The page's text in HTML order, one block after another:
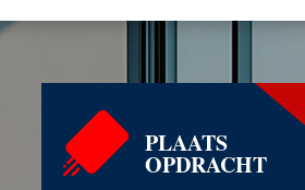
PLAATS
OPDRACHT